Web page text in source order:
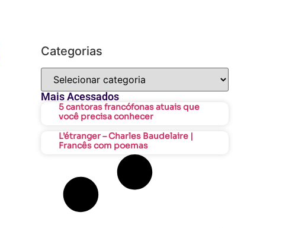
Categorias
Mais Acessados
5 cantoras francófonas atuais que
você precisa conhecer
L’étranger – Charles Baudelaire |
Francês com poemas